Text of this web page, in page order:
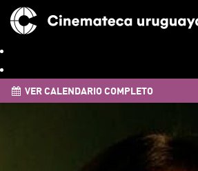
VER CALENDARIO COMPLETO